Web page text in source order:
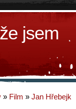
jsem
» Film » Jan Hřebejk